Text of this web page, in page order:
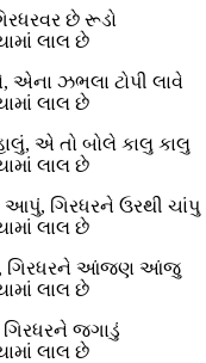
છે રૂડો
લાલ છે
એના ઝભલા ટોપી લાવે
લાલ છે
એ તો બોલે કાલુ કાલુ
લાલ છે
ગિરધરને ઉરથી ચાંપુ
લાલ છે
ગિરધરને આંજણ આંજુ
લાલ છે
ગિરધરને જગાડું
લાલ છે